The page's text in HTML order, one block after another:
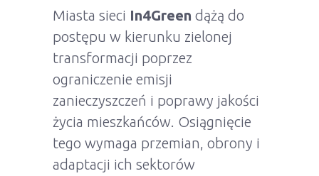
Miasta sieci In4Green dążą do
postępu w kierunku zielonej
transformacji poprzez
ograniczenie emisji
zanieczyszczeń i poprawy jakości
życia mieszkańców. Osiągnięcie
tego wymaga przemian, obrony i
adaptacji ich sektorów